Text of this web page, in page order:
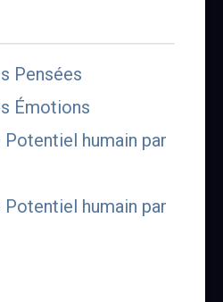
Pensées
Émotions
humain par
humain par